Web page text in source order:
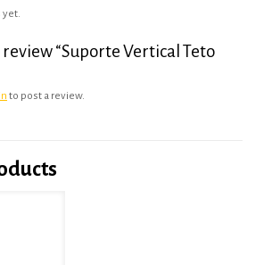
yet.
“Suporte Vertical Teto
to post a review.